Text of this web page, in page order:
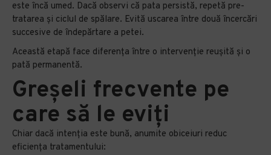
este încă umed. Dacă observi că pata persistă, repetă pre-
tratarea și ciclul de spălare. Evită uscarea între două încercări
succesive de îndepărtare a petei.
Această etapă face diferența între o intervenție reușită și o
pată permanentă.
Greșeli frecvente pe
care să le eviți
Chiar dacă intenția este bună, anumite obiceiuri reduc
eficiența tratamentului: